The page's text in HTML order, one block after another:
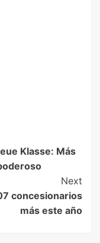
Klasse: Más
Next
concesionarios
más este año